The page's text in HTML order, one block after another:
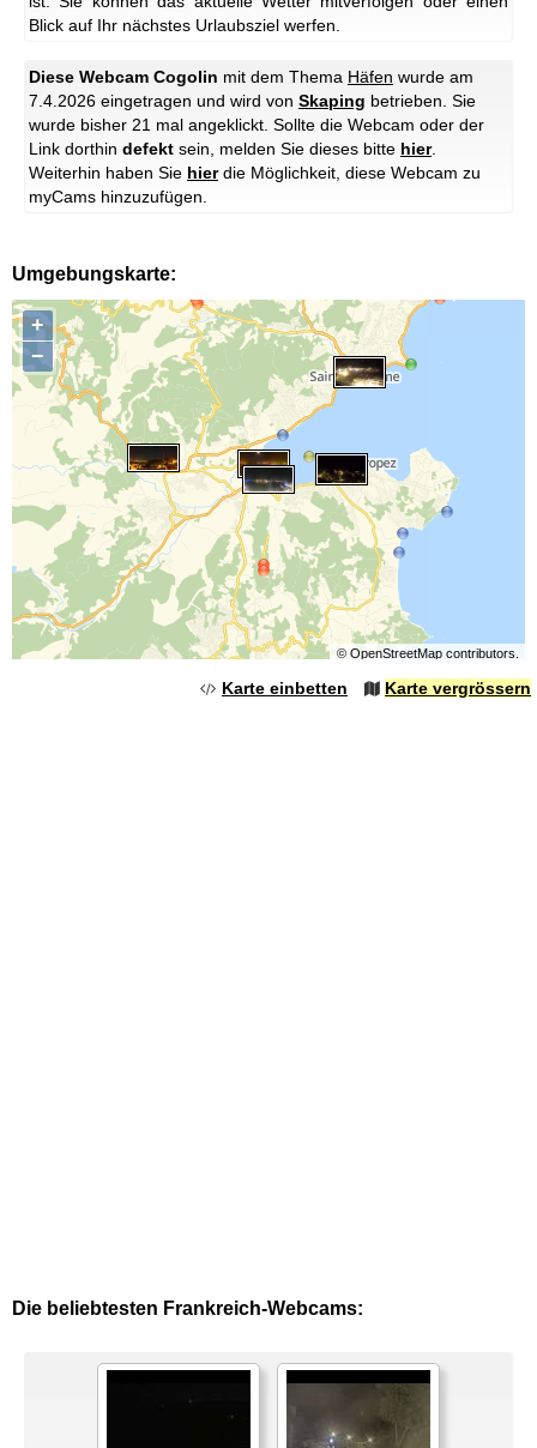
Blick auf Ihr nächstes Urlaubsziel werfen.
Diese Webcam Cogolin mit dem Thema Häfen wurde am
7.4.2026 eingetragen und wird von Skaping betrieben. Sie
wurde bisher 21 mal angeklickt. Sollte die Webcam oder der
Link dorthin defekt sein, melden Sie dieses bitte hier.
Weiterhin haben Sie hierdie Möglichkeit, diese Webcam zu
myCams hinzuzufügen.
Umgebungskarte:
+
−
© OpenStreetMapcontributors.
Karte einbetten Karte vergrössern
Die beliebtesten Frankreich-Webcams: